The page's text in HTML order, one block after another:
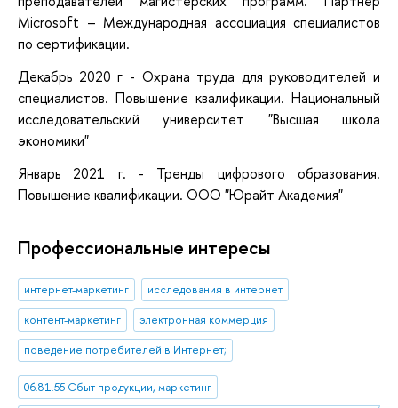
Microsoft – Международная ассоциация специалистов
по сертификации.
Декабрь 2020 г - Охрана труда для руководителей и
специалистов. Повышение квалификации. Национальный
исследовательский университет "Высшая школа
экономики"
Январь 2021 г. - Тренды цифрового образования.
Повышение квалификации. ООО "Юрайт Академия"
Профессиональные интересы
интернет-маркетинг
исследования в интернет
контент-маркетинг
электронная коммерция
поведение потребителей в Интернет;
06.81.55 Сбыт продукции, маркетинг